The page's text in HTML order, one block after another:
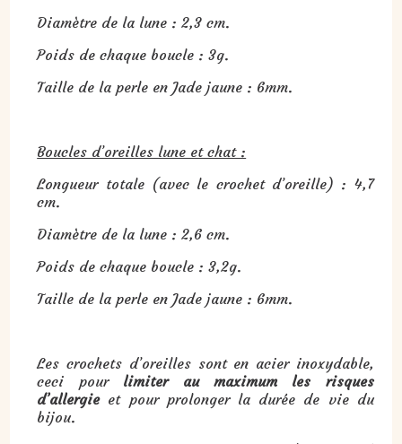
Diamètre de la lune : 2,3 cm.
Poids de chaque boucle : 3g.
Taille de la perle en Jade jaune : 6mm.
Boucles d’oreilles lune et chat :
Longueur totale (avec le crochet d’oreille) : 4,7
cm.
Diamètre de la lune : 2,6 cm.
Poids de chaque boucle : 3,2g.
Taille de la perle en Jade jaune : 6mm.
Les crochets d’oreilles sont en acier inoxydable,
ceci pour limiter au maximum les risques
d’allergieet pour prolonger la durée de vie du
bijou.